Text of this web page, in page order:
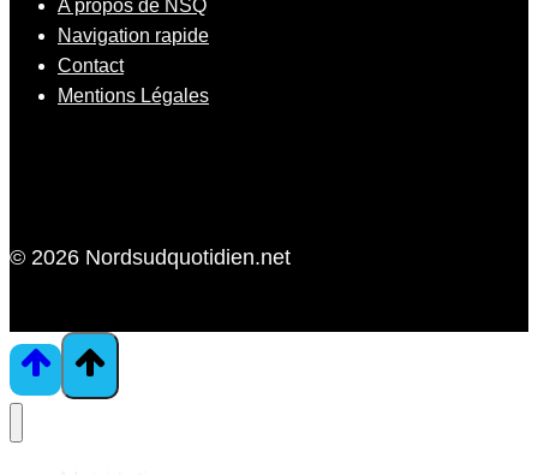
A propos de NSQ
Navigation rapide
Contact
Mentions Légales
© 2026 Nordsudquotidien.net